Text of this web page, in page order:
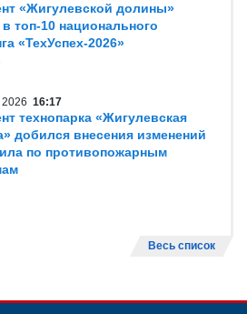
«Жигулевской долины»
топ-10 национального
«ТехУспех-2026»
16:17
технопарка «Жигулевская
добился внесения изменений
по противопожарным
Весь список